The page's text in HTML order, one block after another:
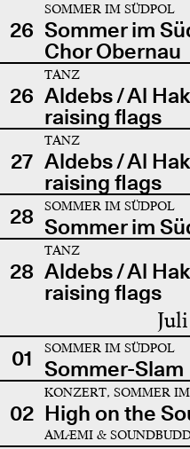
26
SOMMER IM SÜDPOL
Sommer im
Chor Obernau
26
TANZ
Aldebs / Al
raising flags
27
TANZ
Aldebs / Al
raising flags
28
SOMMER IM SÜDPOL
Sommer im
28
TANZ
Aldebs / Al
raising flags
01 SOMMER IM SÜDPOL
Sommer-Slam
02
KONZERT, SOMMER
High on the
AMÆMI &